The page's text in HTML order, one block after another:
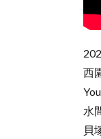
西
水
貝